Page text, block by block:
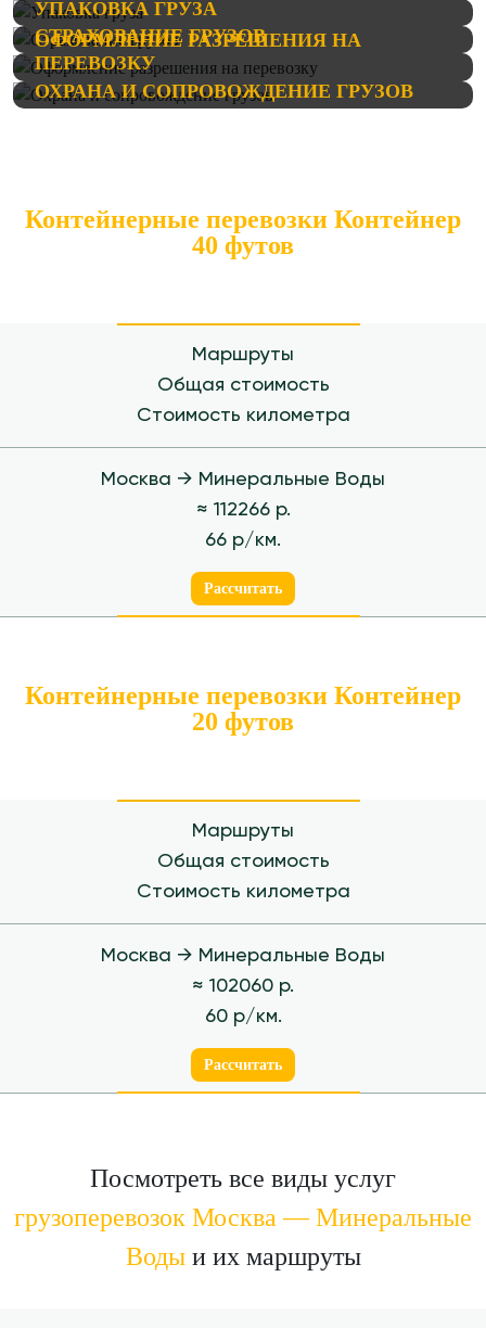
УПАКОВКА ГРУЗА
СТРАХОВАНИЕ ГРУЗОВ
ОФОРМЛЕНИЕ РАЗРЕШЕНИЯ НА
ПЕРЕВОЗКУ
ОХРАНА И СОПРОВОЖДЕНИЕ ГРУЗОВ
Контейнерные перевозки Контейнер
40 футов
Маршруты
Общая стоимость
Стоимость километра
Москва → Минеральные Воды
≈ 112266 р.
66 р/км.
Рассчитать
Контейнерные перевозки Контейнер
20 футов
Маршруты
Общая стоимость
Стоимость километра
Москва → Минеральные Воды
≈ 102060 р.
60 р/км.
Рассчитать
Посмотреть все виды услуг
грузоперевозок Москва — Минеральные
Водыи их маршруты